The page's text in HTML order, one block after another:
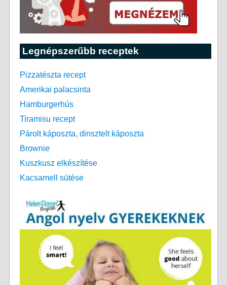
Legnépszerűbb receptek
Pizzatészta recept
Amerikai palacsinta
Hamburgerhús
Tiramisu recept
Párolt káposzta, dinsztelt káposzta
Brownie
Kuszkusz elkészítése
Kacsamell sütése